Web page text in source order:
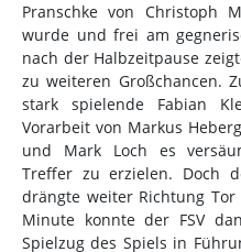
Pranschke von Christoph
wurde und frei am
nach der Halbzeitpause
zu weiteren Großchancen.
stark spielende Fabian
Vorarbeit von Markus
und Mark Loch es
Treffer zu erzielen. Doch
drängte weiter Richtung Tor
Minute konnte der FSV
Spielzug des Spiels in